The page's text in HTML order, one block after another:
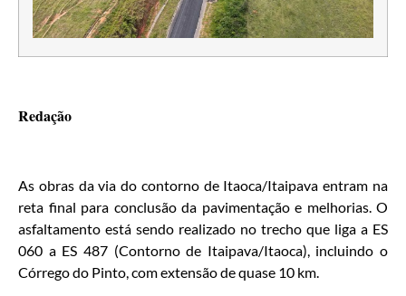
Redação
As obras da via do contorno de Itaoca/Itaipava entram na
reta final para conclusão da pavimentação e melhorias. O
asfaltamento está sendo realizado no trecho que liga a ES
060 a ES 487 (Contorno de Itaipava/Itaoca), incluindo o
Córrego do Pinto, com extensão de quase 10 km.